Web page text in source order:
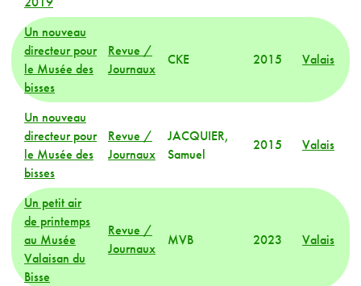
Un nouveau
directeur pour
le Musée des
bisses
Revue /
Journaux
CKE 2015 Valais
Un nouveau
directeur pour
le Musée des
bisses
Revue /
Journaux
JACQUIER,
Samuel
2015 Valais
Un petit air
de printemps
au Musée
Valaisan du
Bisse
Revue /
Journaux
MVB 2023 Valais